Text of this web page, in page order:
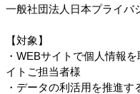
一般社団法人日本プライバ
【対象】
・WEBサイトで個人情報
イトご担当者様
・データの利活用を推進